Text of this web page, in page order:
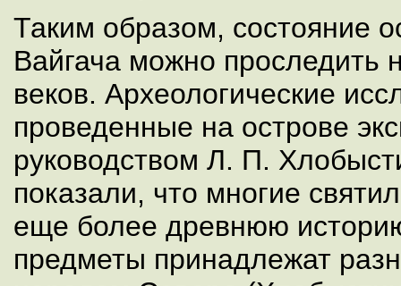
Таким образом, состояние
Вайгача можно проследить
веков. Археологические
проведенные на острове
руководством Л. П.
показали, что многие
еще более древнюю
предметы принадлежат